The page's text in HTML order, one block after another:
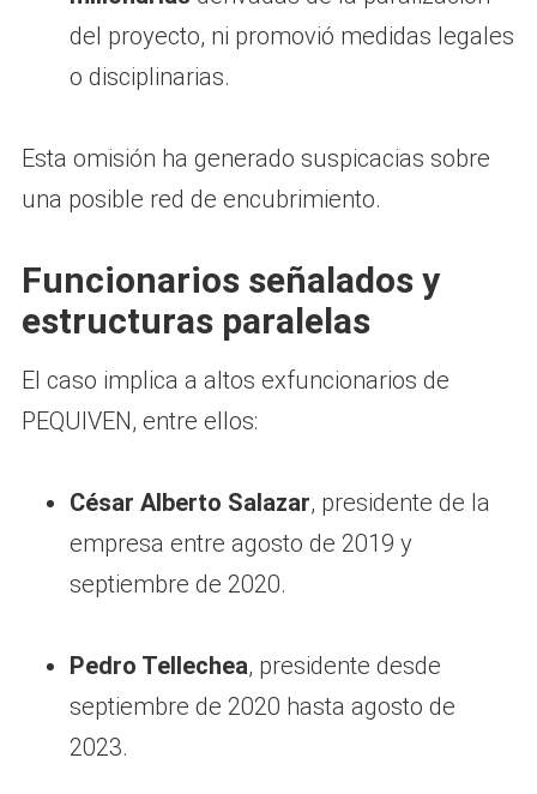
del proyecto, ni promovió medidas legales
o disciplinarias.
Esta omisión ha generado suspicacias sobre
una posible red de encubrimiento.
Funcionarios señalados y
estructuras paralelas
El caso implica a altos exfuncionarios de
PEQUIVEN, entre ellos:
César Alberto Salazar, presidente de la
empresa entre agosto de 2019 y
septiembre de 2020.
Pedro Tellechea, presidente desde
septiembre de 2020 hasta agosto de
2023.